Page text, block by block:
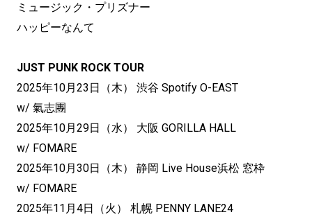
ミュージック・プリズナー
ハッピーなんて
JUST PUNK ROCK TOUR
2025年10月23日（木） 渋谷 Spotify O-EAST
w/ 氣志團
2025年10月29日（水） 大阪 GORILLA HALL
w/ FOMARE
2025年10月30日（木） 静岡 Live House浜松 窓枠
w/ FOMARE
2025年11月4日（火） 札幌 PENNY LANE24